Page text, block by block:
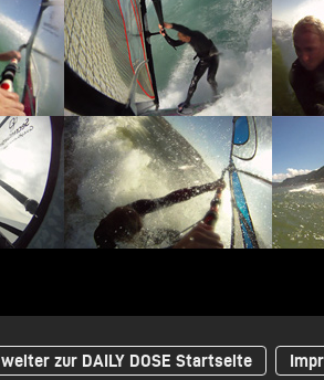
weiter zur DAILY DOSE Startseite